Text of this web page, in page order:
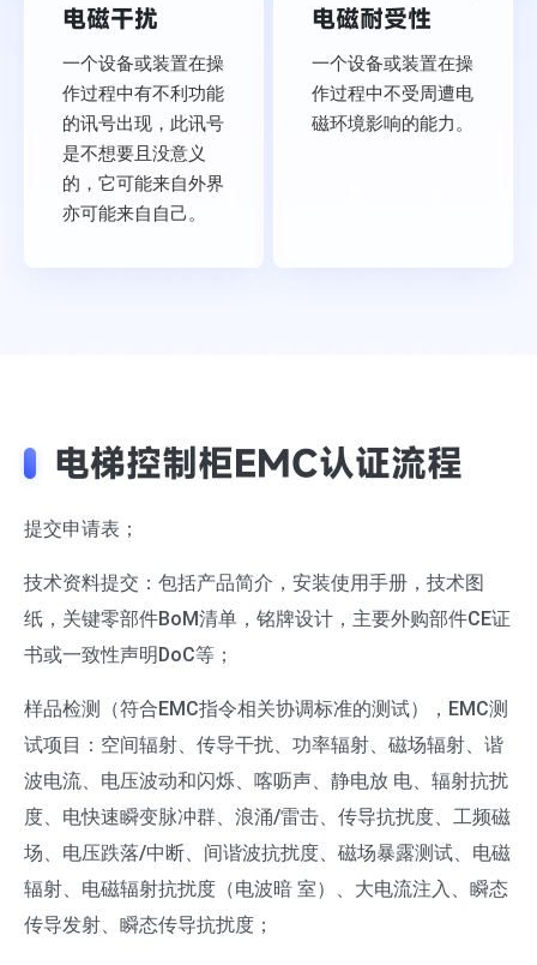
电磁干扰
一个设备或装置在操
作过程中有不利功能
的讯号出现，此讯号
是不想要且没意义
的，它可能来自外界
亦可能来自自己。
电磁耐受性
一个设备或装置在操
作过程中不受周遭电
磁环境影响的能力。
电梯控制柜EMC认证流程
提交申请表；
技术资料提交：包括产品简介，安装使用手册，技术图
纸，关键零部件BoM清单，铭牌设计，主要外购部件CE证
书或一致性声明DoC等；
样品检测（符合EMC指令相关协调标准的测试），EMC测
试项目：空间辐射、传导干扰、功率辐射、磁场辐射、谐
波电流、电压波动和闪烁、喀呖声、静电放 电、辐射抗扰
度、电快速瞬变脉冲群、浪涌/雷击、传导抗扰度、工频磁
场、电压跌落/中断、间谐波抗扰度、磁场暴露测试、电磁
辐射、电磁辐射抗扰度（电波暗 室）、大电流注入、瞬态
传导发射、瞬态传导抗扰度；